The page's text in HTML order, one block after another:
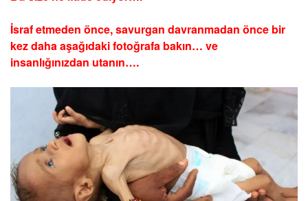
İsraf etmeden önce, savurgan davranmadan önce bir
kez daha aşağıdaki fotoğrafa bakın… ve
insanlığınızdan utanın….